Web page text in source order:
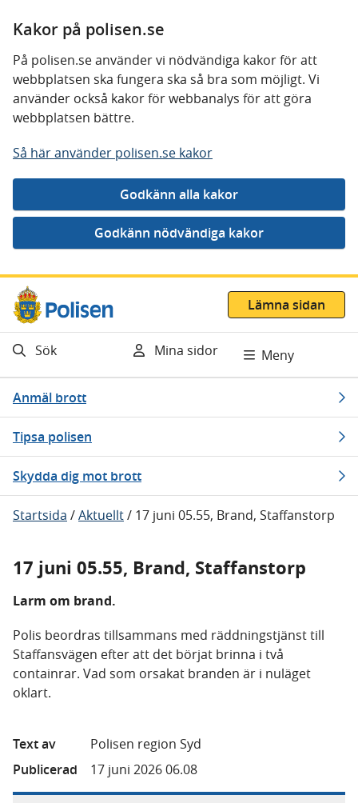
Kakor på polisen.se
På polisen.se använder vi nödvändiga kakor för att
webbplatsen ska fungera ska så bra som möjligt. Vi
använder också kakor för webbanalys för att göra
webbplatsen bättre.
Så här använder polisen.se kakor
Gå direkt till innehåll
Lämna sidan
Sök Mina sidor Meny
Anmäl brott
Tipsa polisen
Skydda dig mot brott
Startsida /Aktuellt/ 17 juni 05.55, Brand, Staffanstorp
17 juni 05.55, Brand, Staffanstorp
Larm om brand.
Polis beordras tillsammans med räddningstjänst till
Staffansvägen efter att det börjat brinna i två
containrar. Vad som orsakat branden är i nuläget
oklart.
Text av
Polisen region Syd
Publicerad
17 juni 2026 06.08